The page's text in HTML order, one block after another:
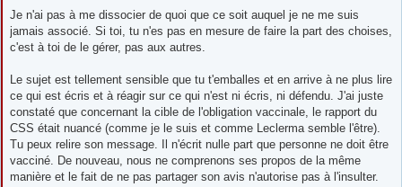
Je n'ai pas à me dissocier de quoi que ce soit auquel je ne me suis
jamais associé. Si toi, tu n'es pas en mesure de faire la part des choises,
c'est à toi de le gérer, pas aux autres.
Le sujet est tellement sensible que tu t'emballes et en arrive à ne plus lire
ce qui est écris et à réagir sur ce qui n'est ni écris, ni défendu. J'ai juste
constaté que concernant la cible de l'obligation vaccinale, le rapport du
CSS était nuancé (comme je le suis et comme Leclerma semble l'être).
Tu peux relire son message. Il n'écrit nulle part que personne ne doit être
vacciné. De nouveau, nous ne comprenons ses propos de la même
manière et le fait de ne pas partager son avis n'autorise pas à l'insulter.